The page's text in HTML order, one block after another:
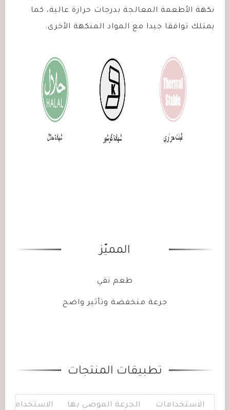
نكهة الأطعمة المعالجة بدرجات حرارة عالية، كما
يمتلك توافقا جيدا مع المواد المنكهة الأخرى.
المميّز
طعم نقي
جرعة منخفضة وتأثير واضح
تطبيقات المنتجات
الاستخدامات الجرعة الموصى بها الاستخدامات